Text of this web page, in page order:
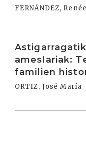
FERNÁNDEZ,
ameslariak:
familien
ORTIZ, José María